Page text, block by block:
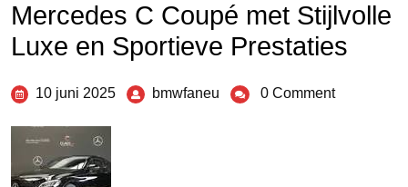
Mercedes C Coupé met Stijlvolle
Luxe en Sportieve Prestaties
10 juni 2025 bmwfaneu 0 Comment